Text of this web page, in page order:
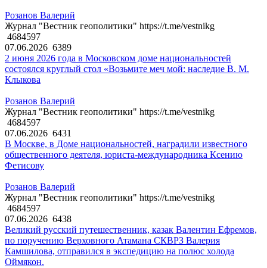
Розанов Валерий
Журнал "Вестник геополитики" https://t.me/vestnikg
4684597
07.06.2026 6389
2 июня 2026 года в Московском доме национальностей
состоялся круглый стол «Возьмите меч мой: наследие В. М.
Клыкова
Розанов Валерий
Журнал "Вестник геополитики" https://t.me/vestnikg
4684597
07.06.2026 6431
В Москве, в Доме национальностей, наградили известного
общественного деятеля, юриста-международника Ксению
Фетисову
Розанов Валерий
Журнал "Вестник геополитики" https://t.me/vestnikg
4684597
07.06.2026 6438
Великий русский путешественник, казак Валентин Ефремов,
по поручению Верховного Атамана СКВРЗ Валерия
Камшилова, отправился в экспедицию на полюс холода
Оймякон.